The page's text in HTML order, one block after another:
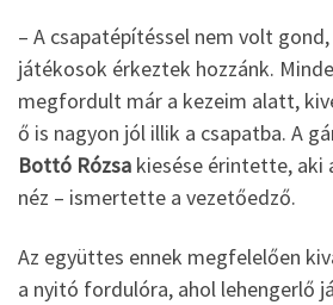
– A csapatépítéssel nem volt
játékosok érkeztek hozzánk.
megfordult már a kezeim alatt,
ő is nagyon jól illik a csapatba. A
Bottó Rózsa kiesése érintette, aki
néz – ismertette a vezetőedző.
Az együttes ennek megfelelően
a nyitó fordulóra, ahol lehengerlő